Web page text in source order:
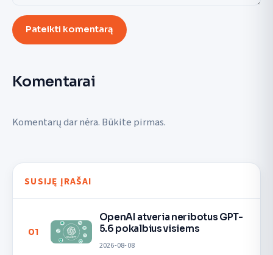
Pateikti komentarą
Komentarai
Komentarų dar nėra. Būkite pirmas.
SUSIJĘ ĮRAŠAI
01
OpenAI atveria neribotus GPT-
5.6 pokalbius visiems
2026-08-08